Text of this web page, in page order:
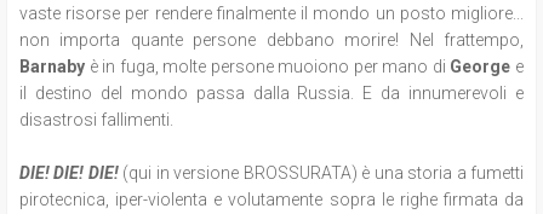
vaste risorse per rendere finalmente il mondo un posto migliore...
non importa quante persone debbano morire! Nel frattempo,
Barnaby è in fuga, molte persone muoiono per mano di George e
il destino del mondo passa dalla Russia. E da innumerevoli e
disastrosi fallimenti.
DIE! DIE! DIE!(qui in versione BROSSURATA) è una storia a fumetti
pirotecnica, iper-violenta e volutamente sopra le righe firmata da